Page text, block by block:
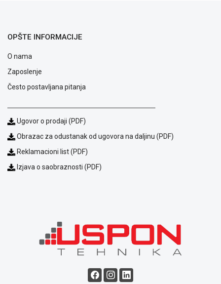
Blog
Način
Isporuka
Saobraznost
reklamacije
OPŠTE INFORMACIJE
O nama
Zaposlenje
Često postavljana pitanja
Ugovor o prodaji (PDF)
Obrazac za odustanak od ugovora na daljinu (PDF)
Reklamacioni list (PDF)
Izjava o saobraznosti (PDF)